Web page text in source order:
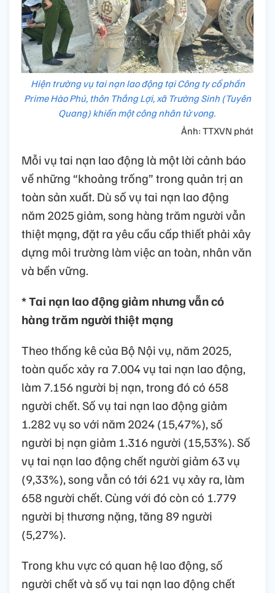
Hiện trường vụ tai nạn lao động tại Công ty cổ phần
Prime Hào Phú, thôn Thắng Lợi, xã Trường Sinh (Tuyên
Quang) khiến một công nhân tử vong.
Ảnh: TTXVN phát
Mỗi vụ tai nạn lao động là một lời cảnh báo
về những “khoảng trống” trong quản trị an
toàn sản xuất. Dù số vụ tai nạn lao động
năm 2025 giảm, song hàng trăm người vẫn
thiệt mạng, đặt ra yêu cầu cấp thiết phải xây
dựng môi trường làm việc an toàn, nhân văn
và bền vững.
* Tai nạn lao động giảm nhưng vẫn có
hàng trăm người thiệt mạng
Theo thống kê của Bộ Nội vụ, năm 2025,
toàn quốc xảy ra 7.004 vụ tai nạn lao động,
làm 7.156 người bị nạn, trong đó có 658
người chết. Số vụ tai nạn lao động giảm
1.282 vụ so với năm 2024 (15,47%), số
người bị nạn giảm 1.316 người (15,53%). Số
vụ tai nạn lao động chết người giảm 63 vụ
(9,33%), song vẫn có tới 621 vụ xảy ra, làm
658 người chết. Cùng với đó còn có 1.779
người bị thương nặng, tăng 89 người
(5,27%).
Trong khu vực có quan hệ lao động, số
người chết và số vụ tai nạn lao động chết